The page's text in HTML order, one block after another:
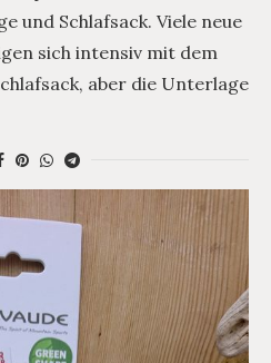
und Schlafsack. Viele neue
sich intensiv mit dem
aber die Unterlage